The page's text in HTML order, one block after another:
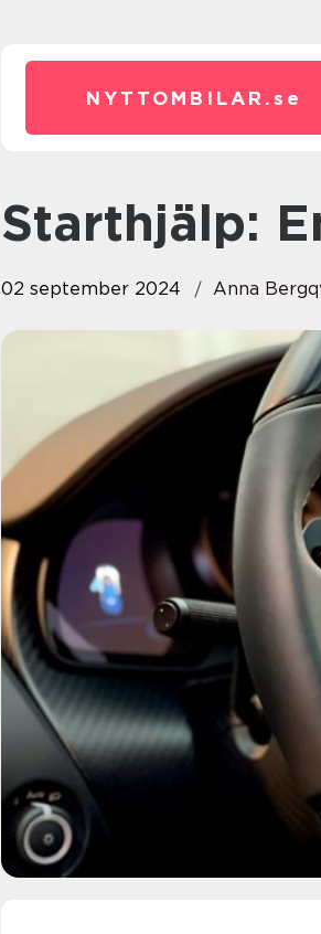
NYTTOMBILAR. se
Starthjälp:
02 september 2024 Anna